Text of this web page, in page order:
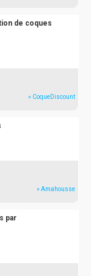
de coques
» CoqueDiscount
» Amahousse
par